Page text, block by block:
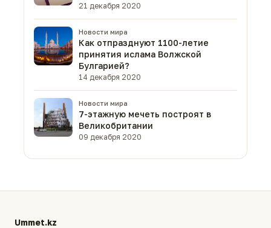
21 декабря 2020
Новости мира
Как отпразднуют 1100-летие
принятия ислама Волжской
Булгарией?
14 декабря 2020
Новости мира
7-этажную мечеть построят в
Великобритании
09 декабря 2020
Ummet.kz